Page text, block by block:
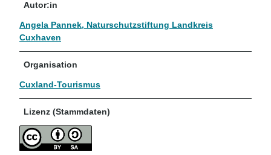
Autor:in
Angela Pannek, Naturschutzstiftung Landkreis
Cuxhaven
Organisation
Cuxland-Tourismus
Lizenz (Stammdaten)